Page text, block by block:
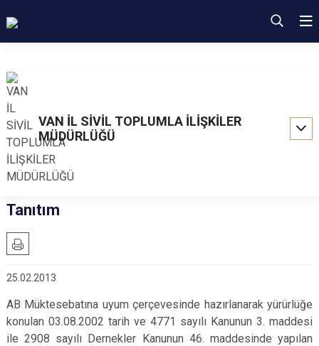
VAN İL SİVİL TOPLUMLA İLİŞKİLER
MÜDÜRLÜĞÜ
Tanıtım
25.02.2013
AB Müktesebatına uyum çerçevesinde hazırlanarak yürürlüğe
konulan 03.08.2002 tarih ve 4771 sayılı Kanunun 3. maddesi
ile 2908 sayılı Dernekler Kanunun 46. maddesinde yapılan